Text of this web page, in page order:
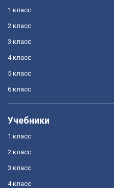
1 класс
2 класс
3 класс
4 класс
5 класс
6 класс
Учебники
1 класс
2 класс
3 класс
4 класс